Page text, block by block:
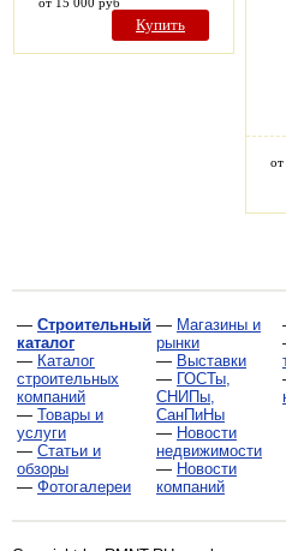
Купить
— Строительный
каталог
— Каталог
строительных
компаний
— Товары и
услуги
— Статьи и
обзоры
— Фотогалереи
— Магазины и
рынки
— Выставки
— ГОСТы,
СНИПы,
СанПиНы
— Новости
недвижимости
— Новости
компаний